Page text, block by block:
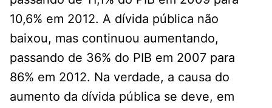
10,6% em 2012. A dívida pública não
baixou, mas continuou aumentando,
passando de 36% do PIB em 2007 para
86% em 2012. Na verdade, a causa do
aumento da dívida pública se deve, em